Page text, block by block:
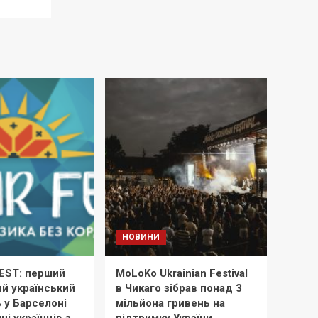
перший
український
Барселоні
НОВИНИ
MoLoKo Ukrainian Festival
в Чикаго зібрав понад 3
мільйона гривень на